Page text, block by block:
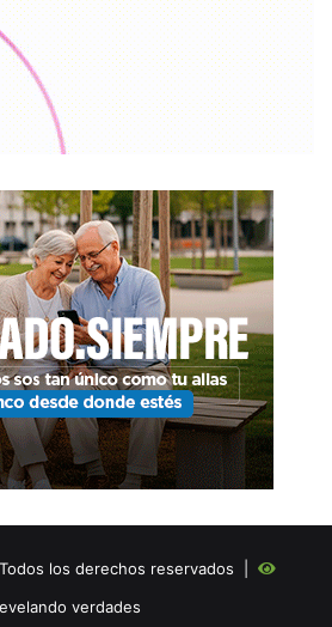
los derechos reservados |
verdades